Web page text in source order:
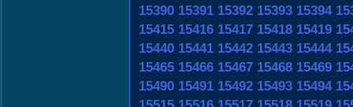
15390 15391 15392 15393 15394
15415 15416 15417 15418 15419
15440 15441 15442 15443 15444
15465 15466 15467 15468 15469
15490 15491 15492 15493 15494